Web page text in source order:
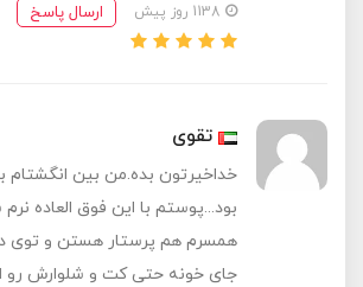
ارسال پاسخ
تقوی
خداخیرتون بده.من بین انگشتام
بود...پوستم با این فوق العاده
همسرم هم پرستار هستن و توی
جای خونه حتی کت و شلوارش رو